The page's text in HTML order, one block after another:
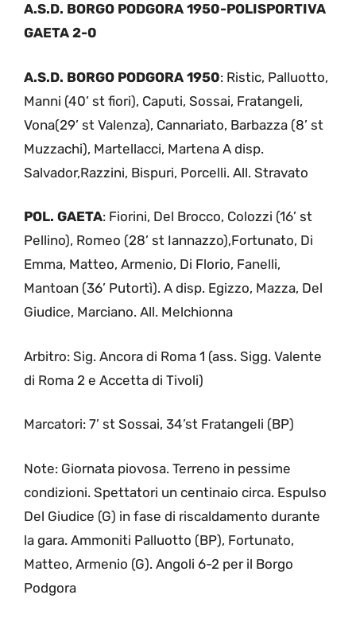
A.S.D. BORGO PODGORA 1950-POLISPORTIVA
GAETA 2-0
A.S.D. BORGO PODGORA 1950: Ristic, Palluotto,
Manni (40’ st fiori), Caputi, Sossai, Fratangeli,
Vona(29’ st Valenza), Cannariato, Barbazza (8’ st
Muzzachi), Martellacci, Martena A disp.
Salvador,Razzini, Bispuri, Porcelli. All. Stravato
POL. GAETA: Fiorini, Del Brocco, Colozzi (16’ st
Pellino), Romeo (28’ st Iannazzo),Fortunato, Di
Emma, Matteo, Armenio, Di Florio, Fanelli,
Mantoan (36’ Putortì). A disp. Egizzo, Mazza, Del
Giudice, Marciano. All. Melchionna
Arbitro: Sig. Ancora di Roma 1 (ass. Sigg. Valente
di Roma 2 e Accetta di Tivoli)
Marcatori: 7’ st Sossai, 34’st Fratangeli (BP)
Note: Giornata piovosa. Terreno in pessime
condizioni. Spettatori un centinaio circa. Espulso
Del Giudice (G) in fase di riscaldamento durante
la gara. Ammoniti Palluotto (BP), Fortunato,
Matteo, Armenio (G). Angoli 6-2 per il Borgo
Podgora